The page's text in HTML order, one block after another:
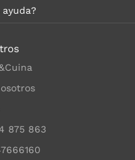
875 863